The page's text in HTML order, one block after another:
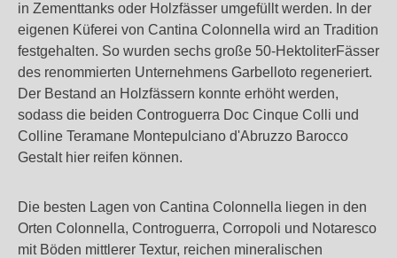
in Zementtanks oder Holzfässer umgefüllt werden. In der
eigenen Küferei von Cantina Colonnella wird an Tradition
festgehalten. So wurden sechs große 50-HektoliterFässer
des renommierten Unternehmens Garbelloto regeneriert.
Der Bestand an Holzfässern konnte erhöht werden,
sodass die beiden Controguerra Doc Cinque Colli und
Colline Teramane Montepulciano d'Abruzzo Barocco
Gestalt hier reifen können.
Die besten Lagen von Cantina Colonnella liegen in den
Orten Colonnella, Controguerra, Corropoli und Notaresco
mit Böden mittlerer Textur, reichen mineralischen